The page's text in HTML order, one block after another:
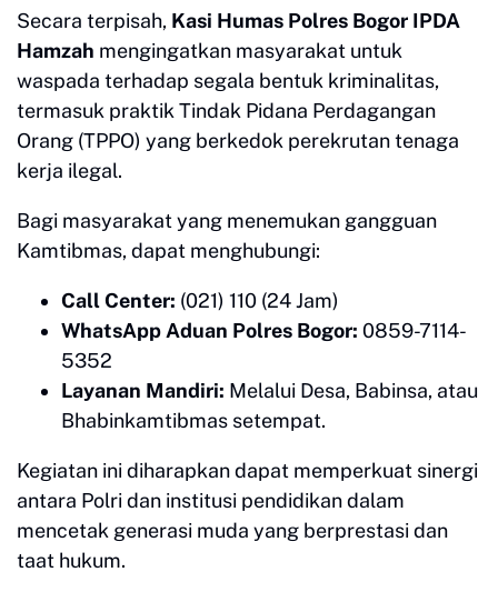
​Secara terpisah, Kasi Humas Polres Bogor IPDA
Hamzah mengingatkan masyarakat untuk
waspada terhadap segala bentuk kriminalitas,
termasuk praktik Tindak Pidana Perdagangan
Orang (TPPO) yang berkedok perekrutan tenaga
kerja ilegal.
​Bagi masyarakat yang menemukan gangguan
Kamtibmas, dapat menghubungi:
Call Center: (021) 110 (24 Jam)
WhatsApp Aduan Polres Bogor: 0859-7114-
5352
Layanan Mandiri: Melalui Desa, Babinsa, atau
Bhabinkamtibmas setempat.
​Kegiatan ini diharapkan dapat memperkuat sinergi
antara Polri dan institusi pendidikan dalam
mencetak generasi muda yang berprestasi dan
taat hukum.